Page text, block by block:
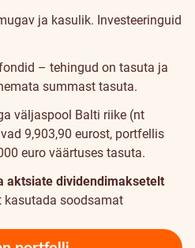
ja kasulik. Investeeringuid
– tehingud on tasuta ja
summast tasuta.
väljaspool Balti riike (nt
9,903,90 eurost, portfellis
euro väärtuses tasuta.
aktsiate dividendimaksetelt
soodsamat